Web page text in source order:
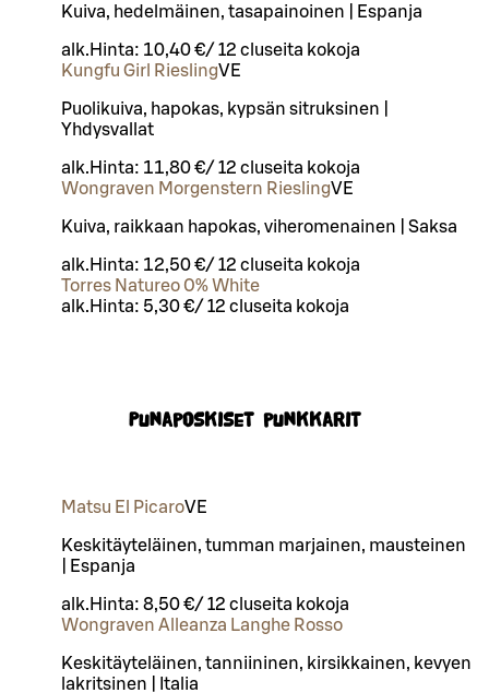
Kuiva, hedelmäinen, tasapainoinen | Espanja
alk. Hinta: 10,40 €/ 12 cl useita kokoja
Kungfu Girl RieslingVE
Puolikuiva, hapokas, kypsän sitruksinen |
Yhdysvallat
alk. Hinta: 11,80 €/ 12 cl useita kokoja
Wongraven Morgenstern RieslingVE
Kuiva, raikkaan hapokas, viheromenainen | Saksa
alk. Hinta: 12,50 €/ 12 cl useita kokoja
Torres Natureo 0% White
alk. Hinta: 5,30 €/ 12 cl useita kokoja
Punaposkiset punkkarit
Matsu El PicaroVE
Keskitäyteläinen, tumman marjainen, mausteinen
| Espanja
alk. Hinta: 8,50 €/ 12 cl useita kokoja
Wongraven Alleanza Langhe Rosso
Keskitäyteläinen, tanniininen, kirsikkainen, kevyen
lakritsinen | Italia